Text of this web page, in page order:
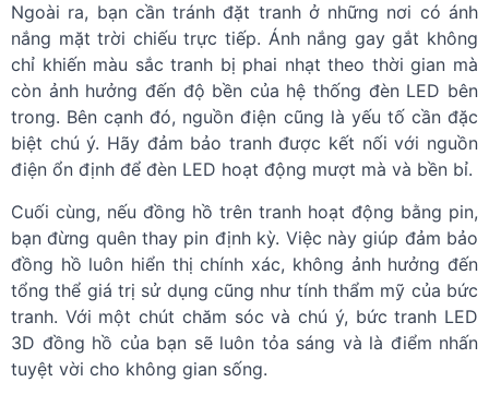
Ngoài ra, bạn cần tránh đặt tranh ở những nơi có ánh
nắng mặt trời chiếu trực tiếp. Ánh nắng gay gắt không
chỉ khiến màu sắc tranh bị phai nhạt theo thời gian mà
còn ảnh hưởng đến độ bền của hệ thống đèn LED bên
trong. Bên cạnh đó, nguồn điện cũng là yếu tố cần đặc
biệt chú ý. Hãy đảm bảo tranh được kết nối với nguồn
điện ổn định để đèn LED hoạt động mượt mà và bền bỉ.
Cuối cùng, nếu đồng hồ trên tranh hoạt động bằng pin,
bạn đừng quên thay pin định kỳ. Việc này giúp đảm bảo
đồng hồ luôn hiển thị chính xác, không ảnh hưởng đến
tổng thể giá trị sử dụng cũng như tính thẩm mỹ của bức
tranh. Với một chút chăm sóc và chú ý, bức tranh LED
3D đồng hồ của bạn sẽ luôn tỏa sáng và là điểm nhấn
tuyệt vời cho không gian sống.